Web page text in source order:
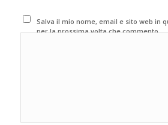
Salva il mio nome, email e sito web in
per la prossima volta che commento.